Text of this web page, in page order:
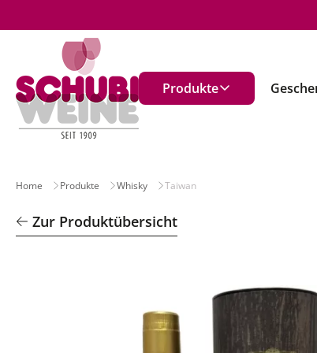
Produkte
Home Produkte Whisky Taiwan
Zur Produktübersicht